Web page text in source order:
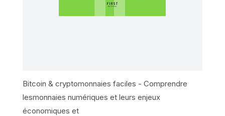
Bitcoin & cryptomonnaies faciles - Comprendre
lesmonnaies numériques et leurs enjeux
économiques et